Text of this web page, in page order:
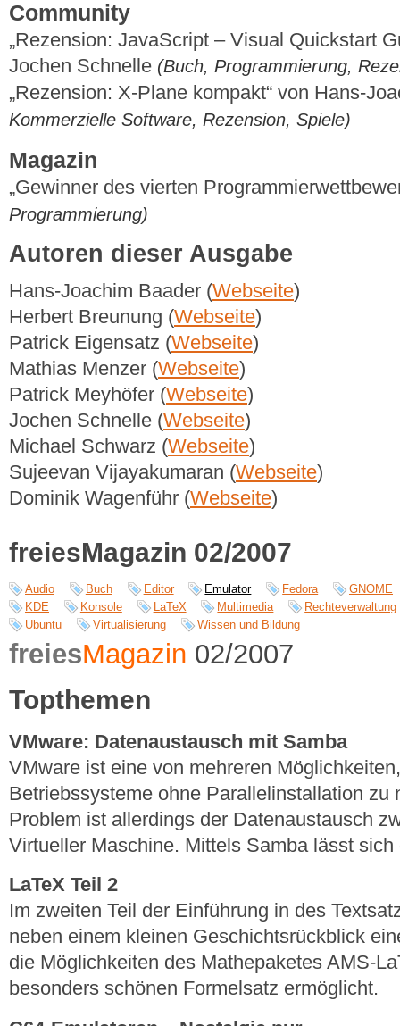
Community
„Rezension: JavaScript – Visual Quickstart
Jochen Schnelle (Buch, Programmierung,
„Rezension: X-Plane kompakt“ von Hans-
Kommerzielle Software, Rezension, Spiele)
Magazin
„Gewinner des vierten
Programmierung)
Autoren dieser Ausgabe
Hans-Joachim Baader (Webseite)
Herbert Breunung (Webseite)
Patrick Eigensatz (Webseite)
Mathias Menzer (Webseite)
Patrick Meyhöfer (Webseite)
Jochen Schnelle (Webseite)
Michael Schwarz (Webseite)
Sujeevan Vijayakumaran (Webseite)
Dominik Wagenführ (Webseite)
freiesMagazin 02/2007
Audio Buch Editor Emulator Fedora
GNOME
KDE
Konsole LaTeX Multimedia
Rechteverwaltung
Ubuntu
Virtualisierung Wissen und Bildung
freiesMagazin 02/2007
Topthemen
VMware: Datenaustausch mit Samba
VMware ist eine von mehreren
Betriebssysteme ohne Parallelinstallation zu
Problem ist allerdings der Datenaustausch
Virtueller Maschine. Mittels Samba lässt sich
LaTeX Teil 2
Im zweiten Teil der Einführung in des
neben einem kleinen Geschichtsrückblick
die Möglichkeiten des Mathepaketes AMS-
besonders schönen Formelsatz ermöglicht.